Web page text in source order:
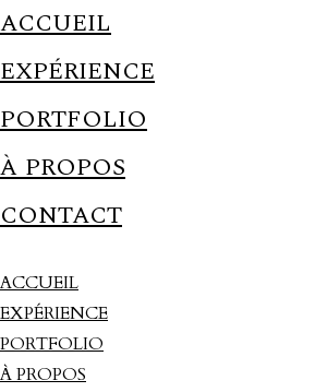
ACCUEIL
EXPÉRIENCE
PORTFOLIO
À PROPOS
CONTACT
ACCUEIL
EXPÉRIENCE
PORTFOLIO
À PROPOS